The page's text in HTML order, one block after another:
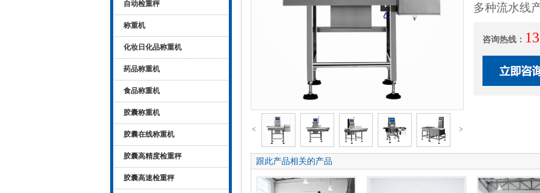
自动检重秤
称重机
化妆日化品称重机
药品称重机
食品称重机
胶囊称重机
胶囊在线称重机
胶囊高精度检重秤
胶囊高速检重秤
< >
多种流水线
咨询热线：
跟此产品相关的产品